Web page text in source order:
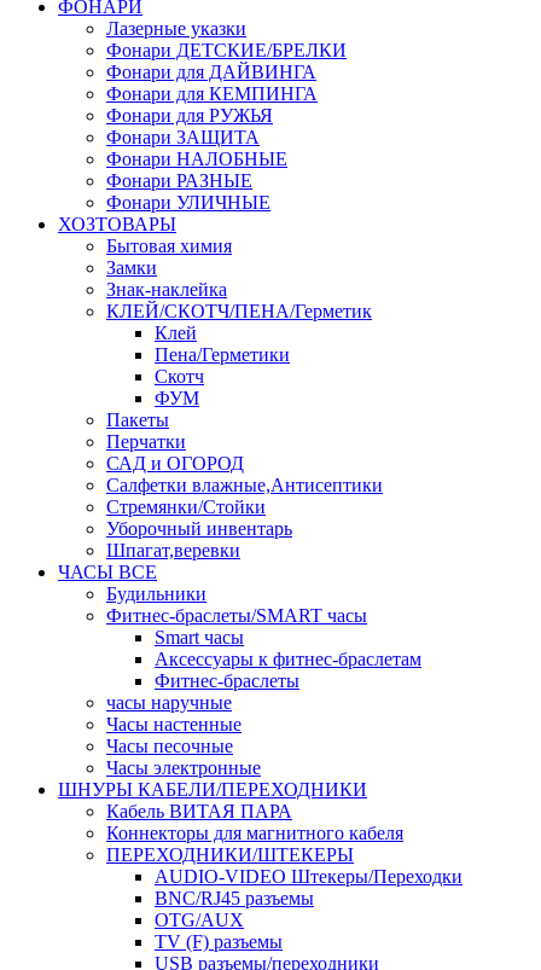
ФОНАРИ
Лазерные указки
Фонари ДЕТСКИЕ/БРЕЛКИ
Фонари для ДАЙВИНГА
Фонари для КЕМПИНГА
Фонари для РУЖЬЯ
Фонари ЗАЩИТА
Фонари НАЛОБНЫЕ
Фонари РАЗНЫЕ
Фонари УЛИЧНЫЕ
ХОЗТОВАРЫ
Бытовая химия
Замки
Знак-наклейка
КЛЕЙ/СКОТЧ/ПЕНА/Герметик
Клей
Пена/Герметики
Скотч
ФУМ
Пакеты
Перчатки
САД и ОГОРОД
Салфетки влажные,Антисептики
Стремянки/Стойки
Уборочный инвентарь
Шпагат,веревки
ЧАСЫ ВСЕ
Будильники
Фитнес-браслеты/SMART часы
Smart часы
Аксессуары к фитнес-браслетам
Фитнес-браслеты
часы наручные
Часы настенные
Часы песочные
Часы электронные
ШНУРЫ КАБЕЛИ/ПЕРЕХОДНИКИ
Кабель ВИТАЯ ПАРА
Коннекторы для магнитного кабеля
ПЕРЕХОДНИКИ/ШТЕКЕРЫ
AUDIO-VIDEO Штекеры/Переходки
BNC/RJ45 разъемы
OTG/AUX
TV (F) разъемы
USB разъемы/переходники